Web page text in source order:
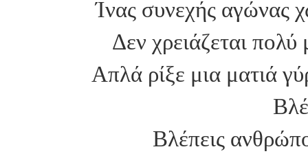
Ίνας συνεχής αγώνας
Δεν χρειάζεται
Απλά ρίξε μια ματιά
Βλέπεις